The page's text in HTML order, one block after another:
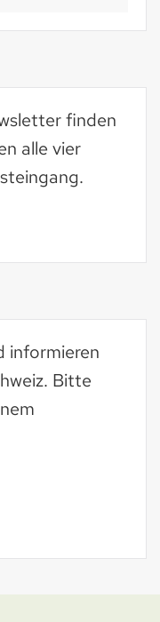
finden
alle vier
informieren
Bitte